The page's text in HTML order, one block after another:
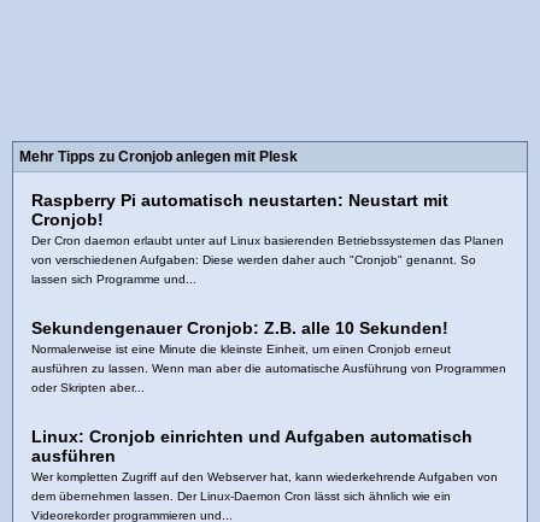
Mehr Tipps zu Cronjob anlegen mit Plesk
Raspberry Pi automatisch neustarten: Neustart mit
Cronjob!
Der Cron daemon erlaubt unter auf Linux basierenden Betriebssystemen das Planen
von verschiedenen Aufgaben: Diese werden daher auch "Cronjob" genannt. So
lassen sich Programme und...
Sekundengenauer Cronjob: Z.B. alle 10 Sekunden!
Normalerweise ist eine Minute die kleinste Einheit, um einen Cronjob erneut
ausführen zu lassen. Wenn man aber die automatische Ausführung von Programmen
oder Skripten aber...
Linux: Cronjob einrichten und Aufgaben automatisch
ausführen
Wer kompletten Zugriff auf den Webserver hat, kann wiederkehrende Aufgaben von
dem übernehmen lassen. Der Linux-Daemon Cron lässt sich ähnlich wie ein
Videorekorder programmieren und...